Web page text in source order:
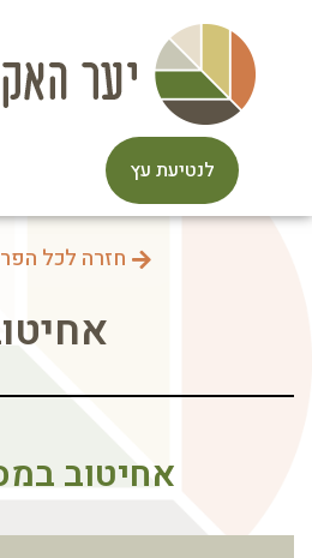
לנטיעת עץ
חזרה לכל
אחיטוב